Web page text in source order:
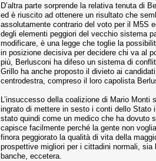
D’altra parte sorprende la relativa tenuta di
ed è riuscito ad ottenere un risultato che
assolutamente contrario del voto per il M5S
degli elementi peggiori del vecchio sistema
modificare, è una legge che toglie la
in posizione decisiva per decidere chi va al
più, Berlusconi ha difeso un sistema di
Grillo ha anche proposto il divieto ai
centrodestra, compreso il loro capolista
L’insuccesso della coalizione di Mario
ingrato di mettere in sesto i conti dello Stato
stato quindi come un medico che ha dovuto
capisce facilmente perché la gente non
finora peggiorato la qualità di vita della
prospettive migliori per i cittadini normali,
banche, eccetera.